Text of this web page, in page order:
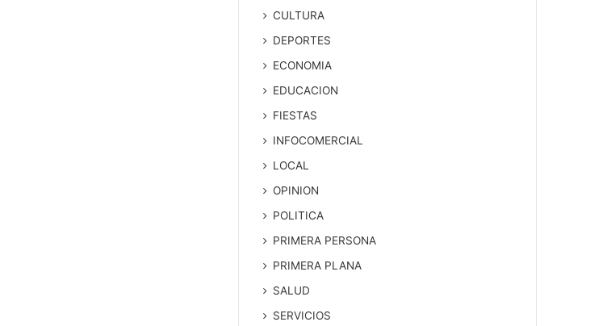
CULTURA
DEPORTES
ECONOMIA
EDUCACION
FIESTAS
INFOCOMERCIAL
LOCAL
OPINION
POLITICA
PRIMERA PERSONA
PRIMERA PLANA
SALUD
SERVICIOS